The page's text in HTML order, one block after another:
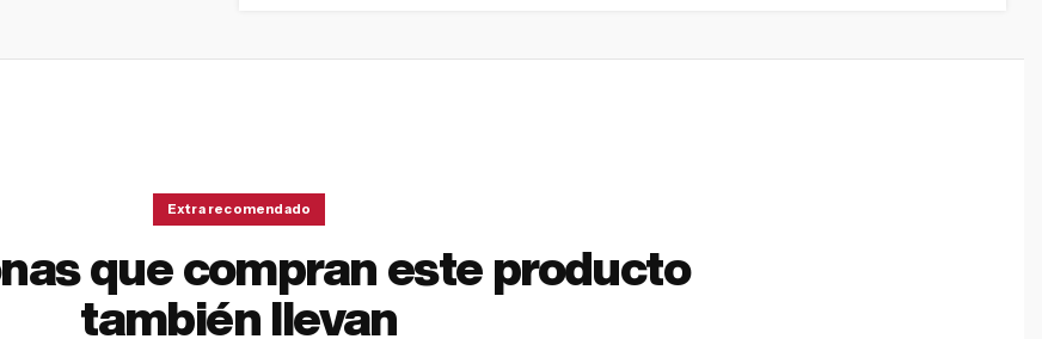
Extra recomendado
que compran este producto
también llevan